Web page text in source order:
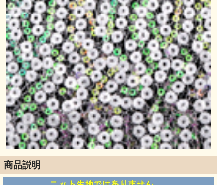
商品説明